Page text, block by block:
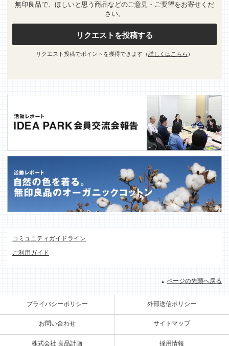
無印良品で、ほしいと思う商品などのご意見・ご要望をお寄せくだ
さい。
リクエストを投稿する
リクエスト投稿でポイントを獲得できます（詳しくはこちら ）
コミュニティガイドライン
ご利用ガイド
ページの先頭へ戻る
プライバシーポリシー 外部送信ポリシー
お問い合わせ サイトマップ
株式会社 良品計画 採用情報